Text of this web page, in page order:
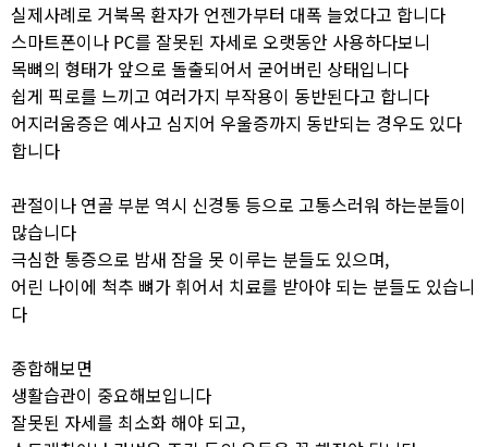
실제사례로 거북목 환자가 언젠가부터 대폭 늘었다고 합니다
스마트폰이나 PC를 잘못된 자세로 오랫동안 사용하다보니
목뼈의 형태가 앞으로 돌출되어서 굳어버린 상태입니다
쉽게 픽로를 느끼고 여러가지 부작용이 동반된다고 합니다
어지러움증은 예사고 심지어 우울증까지 동반되는 경우도 있다
합니다
관절이나 연골 부분 역시 신경통 등으로 고통스러워 하는분들이
많습니다
극심한 통증으로 밤새 잠을 못 이루는 분들도 있으며,
어린 나이에 척추 뼈가 휘어서 치료를 받아야 되는 분들도 있습니
다
종합해보면
생활습관이 중요해보입니다
잘못된 자세를 최소화 해야 되고,